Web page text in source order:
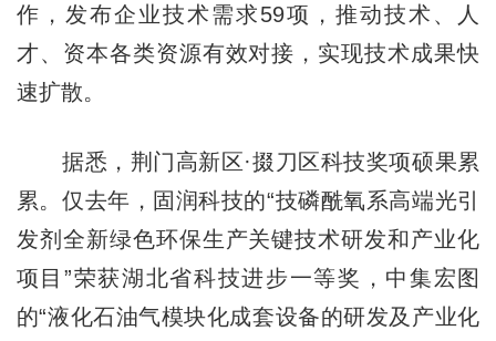
作，发布企业技术需求59项，推动技术、人
才、资本各类资源有效对接，实现技术成果快
速扩散。
据悉，荆门高新区·掇刀区科技奖项硕果累
累。仅去年，固润科技的“技磷酰氧系高端光引
发剂全新绿色环保生产关键技术研发和产业化
项目”荣获湖北省科技进步一等奖，中集宏图
的“液化石油气模块化成套设备的研发及产业化